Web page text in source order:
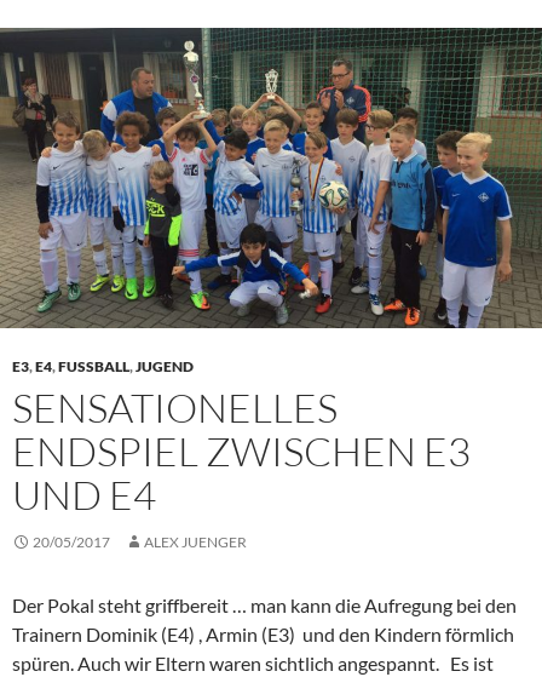
E3,E4,FUSSBALL,JUGEND
SENSATIONELLES
ENDSPIEL ZWISCHEN E3
UND E4
20/05/2017 ALEX JUENGER
Der Pokal steht griffbereit … man kann die Aufregung bei den
Trainern Dominik (E4) , Armin (E3) und den Kindern förmlich
spüren. Auch wir Eltern waren sichtlich angespannt. Es ist